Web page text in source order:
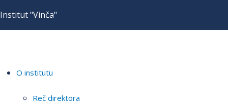
Institut "Vinča"
O institutu
Reč direktora